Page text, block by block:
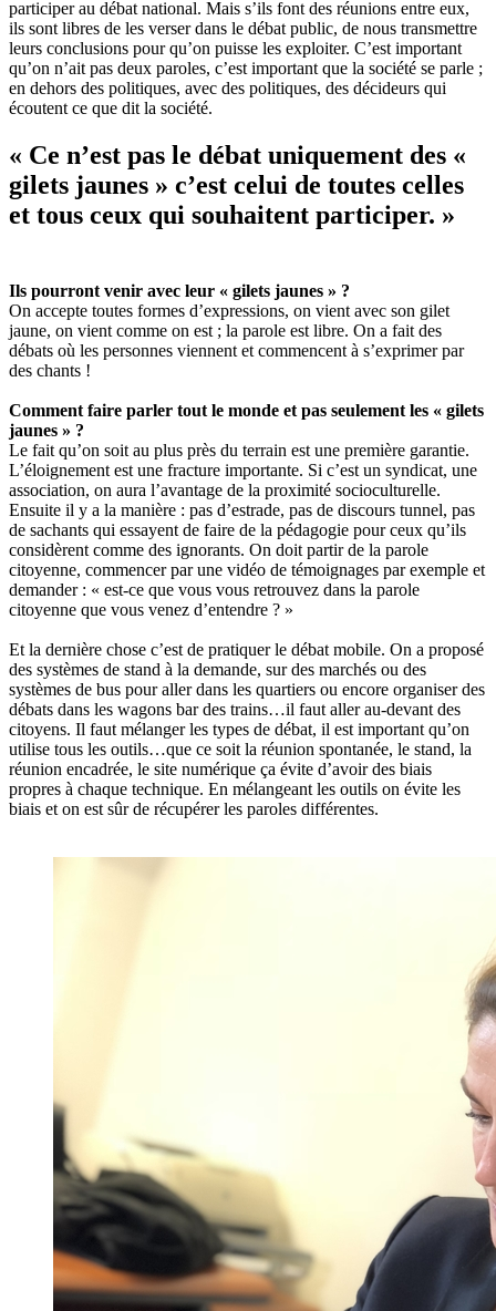
participer au débat national. Mais s’ils font des réunions entre eux,
ils sont libres de les verser dans le débat public, de nous transmettre
leurs conclusions pour qu’on puisse les exploiter. C’est important
qu’on n’ait pas deux paroles, c’est important que la société se parle ;
en dehors des politiques, avec des politiques, des décideurs qui
écoutent ce que dit la société.
« Ce n’est pas le débat uniquement des «
gilets jaunes » c’est celui de toutes celles
et tous ceux qui souhaitent participer. »
Ils pourront venir avec leur « gilets jaunes » ?
On accepte toutes formes d’expressions, on vient avec son gilet
jaune, on vient comme on est ; la parole est libre. On a fait des
débats où les personnes viennent et commencent à s’exprimer par
des chants !
Comment faire parler tout le monde et pas seulement les « gilets
jaunes » ?
Le fait qu’on soit au plus près du terrain est une première garantie.
L’éloignement est une fracture importante. Si c’est un syndicat, une
association, on aura l’avantage de la proximité socioculturelle.
Ensuite il y a la manière : pas d’estrade, pas de discours tunnel, pas
de sachants qui essayent de faire de la pédagogie pour ceux qu’ils
considèrent comme des ignorants. On doit partir de la parole
citoyenne, commencer par une vidéo de témoignages par exemple et
demander : « est-ce que vous vous retrouvez dans la parole
citoyenne que vous venez d’entendre ? »
Et la dernière chose c’est de pratiquer le débat mobile. On a proposé
des systèmes de stand à la demande, sur des marchés ou des
systèmes de bus pour aller dans les quartiers ou encore organiser des
débats dans les wagons bar des trains…il faut aller au-devant des
citoyens. Il faut mélanger les types de débat, il est important qu’on
utilise tous les outils…que ce soit la réunion spontanée, le stand, la
réunion encadrée, le site numérique ça évite d’avoir des biais
propres à chaque technique. En mélangeant les outils on évite les
biais et on est sûr de récupérer les paroles différentes.